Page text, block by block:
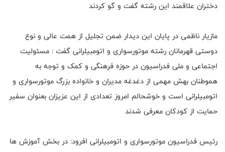
دختران علاقمند این رشته گفت و گو کردند
مازیار ناظمی در پایان این دیدار ضمن تجلیل از همت عالی و نوع
دوستی قهرمانان رشته موتورسواری و اتومبیلرانی گفت : مسئولیت
اجتماعی و ملی فدراسیون در حوزه فرهنگی و کمک و توجه به
هموطنان بهش مهمی از دغدغه مدیران و خانواده بزرگ موتورسواری و
اتومبیلرانی است و خوشحالم امروز تعدادی از این عزیزان بعنوان سفیر
حمایت از کودکان معرفی شدند
رئیس فدراسیون موتورسواری و اتومبیلرانی افرود: در بخش آموزش ها